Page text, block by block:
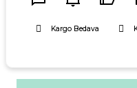
Kargo Bedava